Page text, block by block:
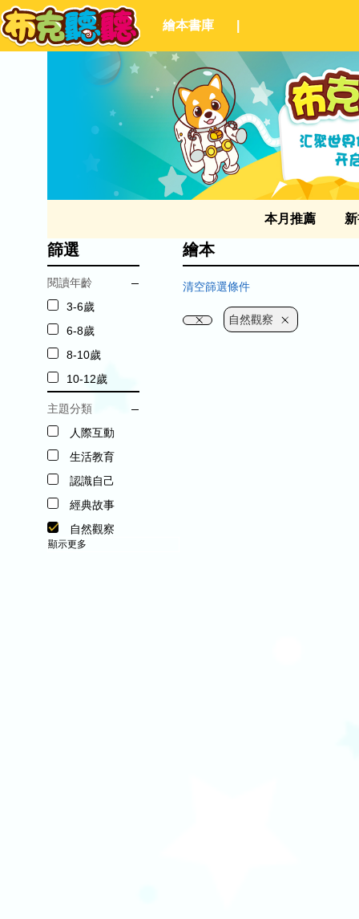
繪本書庫
本月推薦
篩選
閱讀年齡
3-6歲
6-8歲
8-10歲
10-12歲
主題分類
人際互動
生活教育
認識自己
經典故事
自然觀察
顯示更多
繪本
清空篩選條件
自然觀察